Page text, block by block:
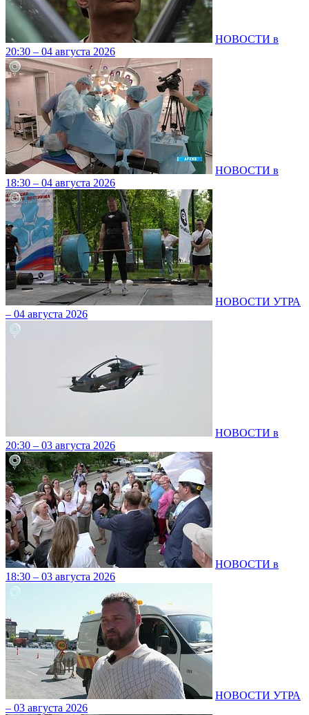
НОВОСТИ в
20:30 – 04 августа 2026
НОВОСТИ в
18:30 – 04 августа 2026
НОВОСТИ УТРА
– 04 августа 2026
НОВОСТИ в
20:30 – 03 августа 2026
НОВОСТИ в
18:30 – 03 августа 2026
НОВОСТИ УТРА
– 03 августа 2026